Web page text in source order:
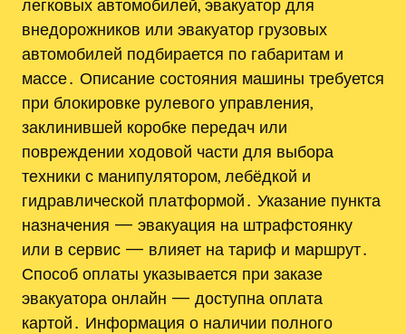
легковых автомобилей, эвакуатор для
внедорожников или эвакуатор грузовых
автомобилей подбирается по габаритам и
массе․ Описание состояния машины требуется
при блокировке рулевого управления,
заклинившей коробке передач или
повреждении ходовой части для выбора
техники с манипулятором, лебёдкой и
гидравлической платформой․ Указание пункта
назначения — эвакуация на штрафстоянку
или в сервис — влияет на тариф и маршрут․
Способ оплаты указывается при заказе
эвакуатора онлайн — доступна оплата
картой․ Информация о наличии полного